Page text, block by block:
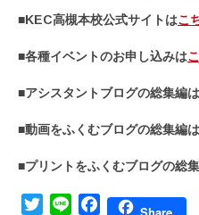
■KEC高槻本校公式サイトはこ
■各種イベントのお申し込みは
■アシスタントブログの総集編は
■動画をふくむブログの総集編は
■プリントをふくむブログの総
TwitterLine Facebook